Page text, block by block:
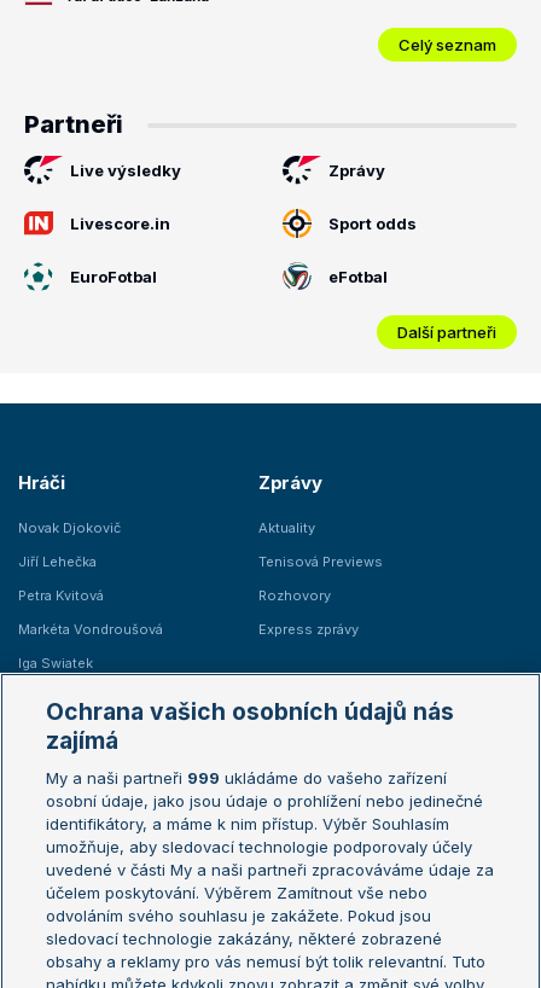
Celý seznam
Partneři
Live výsledky Zprávy
Livescore.in Sport odds
EuroFotbal eFotbal
Další partneři
Hráči
Novak Djokovič
Jiří Lehečka
Petra Kvitová
Markéta Vondroušová
Iga Swiatek
Zprávy
Aktuality
Tenisová Previews
Rozhovory
Express zprávy
Žebříčky
Žebříček ATP (muži)
Žebříček WTA (ženy)
Sázkařský žebříček
Australian Open
French Open
Wimbledon
US Open
Turnaj mistrů
Turnaj mistryň
Ochrana vašich osobních údajů nás
zajímá
My a naši partneři 999 ukládáme do vašeho zařízení
osobní údaje, jako jsou údaje o prohlížení nebo jedinečné
identifikátory, a máme k nim přístup. Výběr Souhlasím
umožňuje, aby sledovací technologie podporovaly účely
uvedené v části My a naši partneři zpracováváme údaje za
účelem poskytování. Výběrem Zamítnout vše nebo
odvoláním svého souhlasu je zakážete. Pokud jsou
sledovací technologie zakázány, některé zobrazené
obsahy a reklamy pro vás nemusí být tolik relevantní. Tuto